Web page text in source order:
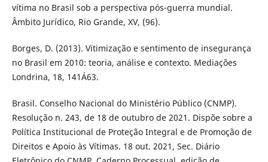
vítima no Brasil sob a perspectiva pós-guerra mundial.
Âmbito Jurídico, Rio Grande, XV, (96).
Borges, D. (2013). Vitimização e sentimento de insegurança
no Brasil em 2010: teoria, análise e contexto. Mediações
Londrina, 18, 141Á63.
Brasil. Conselho Nacional do Ministério Público (CNMP).
Resolução n. 243, de 18 de outubro de 2021. Dispõe sobre a
Política Institucional de Proteção Integral e de Promoção de
Direitos e Apoio às Vítimas. 18 out. 2021, Sec. Diário